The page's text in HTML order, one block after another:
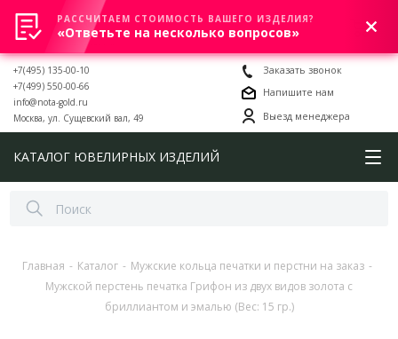
0
+7(495) 135-00-10
+7(499) 550-00-66
info@nota-gold.ru
Москва, ул. Сущевский вал, 49
Заказать звонок
Напишите нам
Выезд менеджера
КАТАЛОГ ЮВЕЛИРНЫХ ИЗДЕЛИЙ
Главная - Каталог - Мужские кольца печатки и перстни на заказ -
Мужской перстень печатка Грифон из двух видов золота с
бриллиантом и эмалью (Вес: 15 гр.)
РАССЧИТАЕМ СТОИМОСТЬ ВАШЕГО ИЗДЕЛИЯ?
«Ответьте на несколько вопросов»